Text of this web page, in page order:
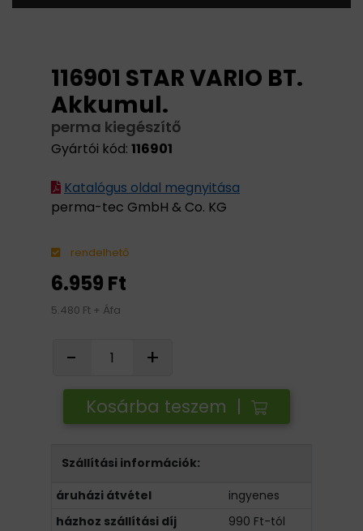
116901 STAR VARIO BT.
Akkumul.
perma kiegészítő
Gyártói kód: 116901
Katalógus oldal megnyitása
perma-tec GmbH & Co. KG
rendelhető
6.959 Ft
5.480 Ft + Áfa
- +
Kosárba teszem |
Szállítási információk:
áruházi átvétel
ingyenes
házhoz szállítási díj
990 Ft-tól